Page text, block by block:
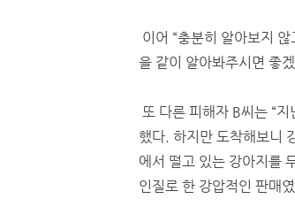
이어 “충분히 알아보지
을 같이 알아봐주시면 좋
또 다른 피해자 B씨는 “
했다. 하지만 도착해보니
에서 떨고 있는 강아지를
인질로 한 강압적인 판매